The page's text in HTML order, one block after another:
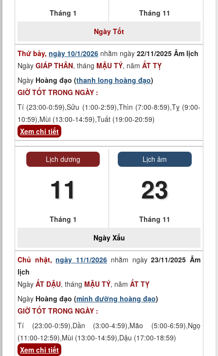
Tháng 1
Tháng 11
Ngày Tốt
Thứ bảy, ngày 10/1/2026 nhằm ngày 22/11/2025 Âm lịch
Ngày GIÁP THÂN, tháng MẬU TÝ, năm ẤT TỴ
Ngày Hoàng đạo (thanh long hoàng đạo)
GIỜ TỐT TRONG NGÀY :
Tí (23:00-0:59),Sửu (1:00-2:59),Thìn (7:00-8:59),Tỵ (9:00-
10:59),Mùi (13:00-14:59),Tuất (19:00-20:59)
Xem chi tiết
Lịch dương
11
Tháng 1
Lịch âm
23
Tháng 11
Ngày Xấu
Chủ nhật,ngày 11/1/2026 nhằm ngày23/11/2025 Âm
lịch
Ngày ẤT DẬU, tháng MẬU TÝ, năm ẤT TỴ
Ngày Hoàng đạo (minh đường hoàng đạo)
GIỜ TỐT TRONG NGÀY :
Tí (23:00-0:59),Dần (3:00-4:59),Mão (5:00-6:59),Ngọ
(11:00-12:59),Mùi (13:00-14:59),Dậu (17:00-18:59)
Xem chi tiết